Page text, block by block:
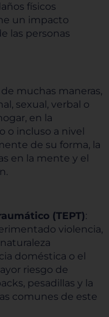
físicos
un impacto
las personas
muchas maneras,
sexual, verbal o
en la
o incluso a nivel
de su forma, la
en la mente y el
(TEPT):
violencia,
doméstica o el
riesgo de
pesadillas y la
comunes de este